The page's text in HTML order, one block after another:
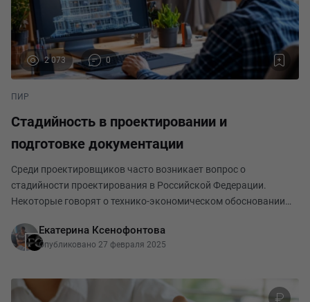
2 073 0
ПИР
Стадийность в проектировании и
подготовке документации
Среди проектировщиков часто возникает вопрос о
стадийности проектирования в Российской Федерации.
Некоторые говорят о технико-экономическом обосновании
проектировщики продолжают разрабатывать на уровне
стади
Екатерина Ксенофонтова
Опубликовано 27 февраля 2025